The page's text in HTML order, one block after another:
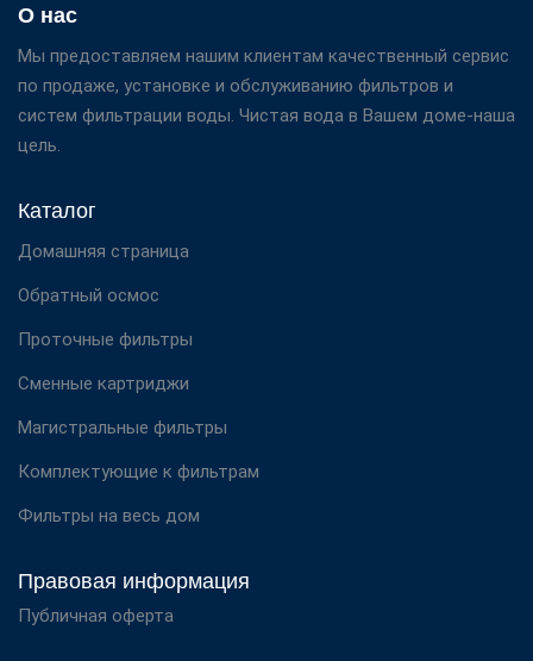
О нас
Мы предоставляем нашим клиентам качественный сервис
по продаже, установке и обслуживанию фильтров и
систем фильтрации воды. Чистая вода в Вашем доме-наша
цель.
Каталог
Домашняя страница
Обратный осмос
Проточные фильтры
Сменные картриджи
Магистральные фильтры
Комплектующие к фильтрам
Фильтры на весь дом
Правовая информация
Публичная оферта